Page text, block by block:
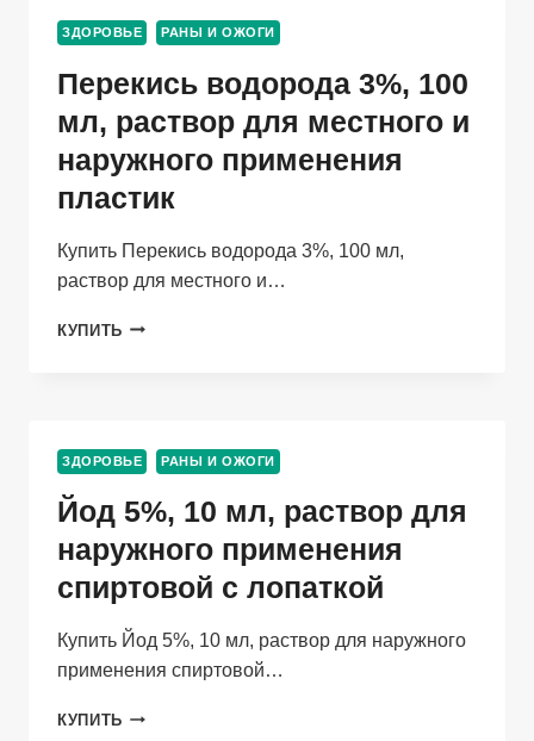
ДЛЯ
НАРУЖНОГО
СПИРТОВОЙ
ЗДОРОВЬЕ РАНЫ И ОЖОГИ
Перекись водорода 3%, 100
мл, раствор для местного и
наружного применения
пластик
Купить Перекись водорода 3%, 100 мл,
раствор для местного и…
КУПИТЬ ПЕРЕКИСЬ
ДЛЯ
И
НАРУЖНОГО
ПРИМЕНЕНИЯ
ПЛАСТИК
ЗДОРОВЬЕ РАНЫ И ОЖОГИ
Йод 5%, 10 мл, раствор для
наружного применения
спиртовой с лопаткой
Купить Йод 5%, 10 мл, раствор для наружного
применения спиртовой…
КУПИТЬ ЙОД